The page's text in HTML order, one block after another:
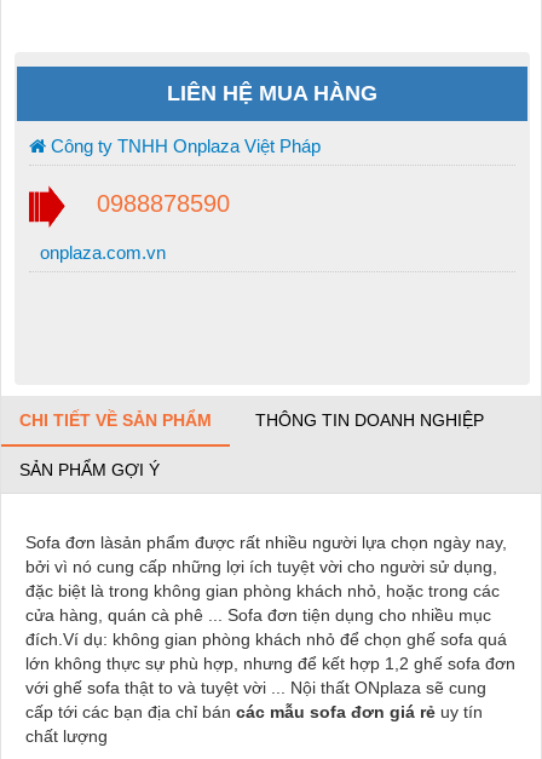
LIÊN HỆ MUA HÀNG
Công ty TNHH Onplaza Việt Pháp
0988878590
onplaza.com.vn
CHI TIẾT VỀ SẢN PHẨM THÔNG TIN DOANH NGHIỆP
SẢN PHẨM GỢI Ý
Sofa đơn làsản phẩm được rất nhiều người lựa chọn ngày nay,
bởi vì nó cung cấp những lợi ích tuyệt vời cho người sử dụng,
đặc biệt là trong không gian phòng khách nhỏ, hoặc trong các
cửa hàng, quán cà phê ... Sofa đơn tiện dụng cho nhiều mục
đích.Ví dụ: không gian phòng khách nhỏ để chọn ghế sofa quá
lớn không thực sự phù hợp, nhưng để kết hợp 1,2 ghế sofa đơn
với ghế sofa thật to và tuyệt vời ... Nội thất ONplaza sẽ cung
cấp tới các bạn địa chỉ bán các mẫu sofa đơn giá rẻ uy tín
chất lượng